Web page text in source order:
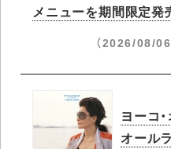
メニューを期間限定発
（2026/08/06
ヨーコ
オール